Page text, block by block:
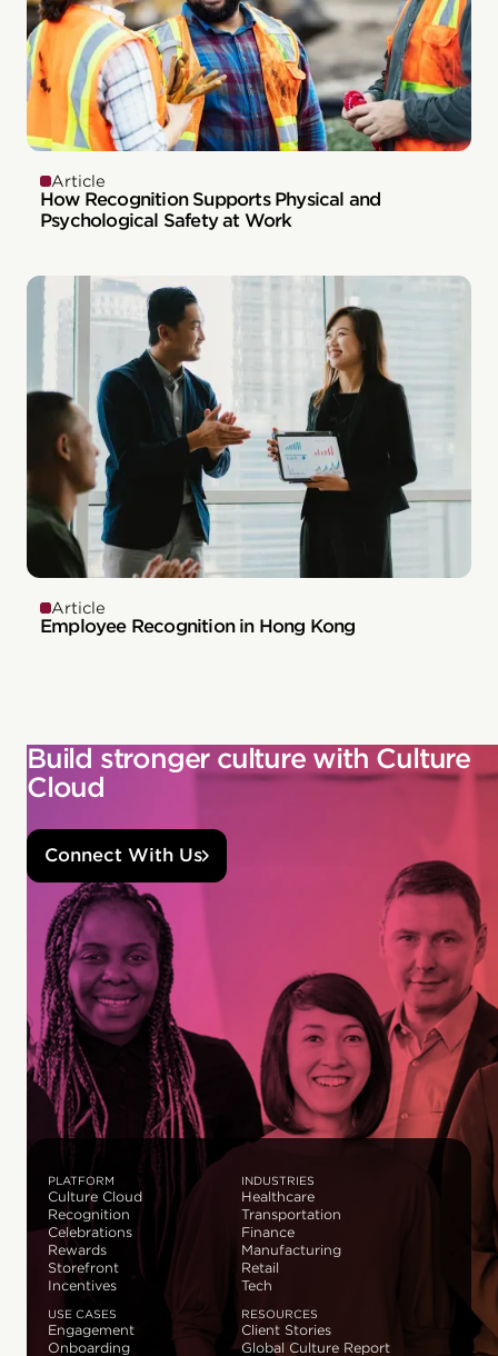
Article
How Recognition Supports Physical and
Psychological Safety at Work
Article
Employee Recognition in Hong Kong
Build stronger culture with Culture
Cloud
Connect With Us
PLATFORM
Culture Cloud
Recognition
Celebrations
Rewards
Storefront
Incentives
INDUSTRIES
Healthcare
Transportation
Finance
Manufacturing
Retail
Tech
USE CASES
Engagement
Onboarding
RESOURCES
Client Stories
Global Culture Report